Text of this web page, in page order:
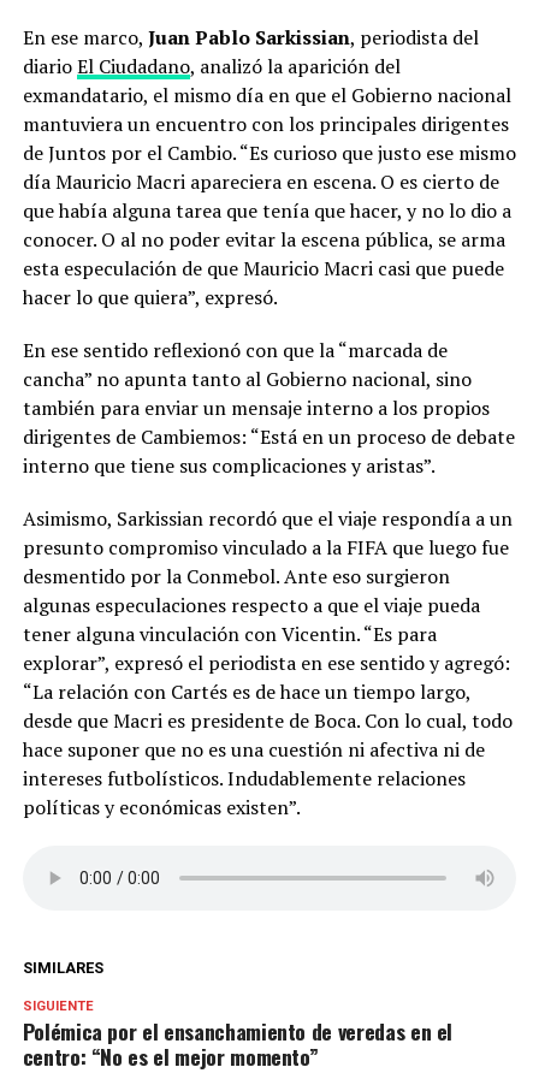
En ese marco, Juan Pablo Sarkissian, periodista del
diarioEl Ciudadano, analizó la aparición del
exmandatario, el mismo día en que el Gobierno nacional
mantuviera un encuentro con los principales dirigentes
de Juntos por el Cambio. “Es curioso que justo ese mismo
día Mauricio Macri apareciera en escena. O es cierto de
que había alguna tarea que tenía que hacer, y no lo dio a
conocer. O al no poder evitar la escena pública, se arma
esta especulación de que Mauricio Macri casi que puede
hacer lo que quiera”, expresó.
En ese sentido reflexionó con que la “marcada de
cancha” no apunta tanto al Gobierno nacional, sino
también para enviar un mensaje interno a los propios
dirigentes de Cambiemos: “Está en un proceso de debate
interno que tiene sus complicaciones y aristas”.
Asimismo, Sarkissian recordó que el viaje respondía a un
presunto compromiso vinculado a la FIFA que luego fue
desmentido por la Conmebol. Ante eso surgieron
algunas especulaciones respecto a que el viaje pueda
tener alguna vinculación con Vicentin. “Es para
explorar”, expresó el periodista en ese sentido y agregó:
“La relación con Cartés es de hace un tiempo largo,
desde que Macri es presidente de Boca. Con lo cual, todo
hace suponer que no es una cuestión ni afectiva ni de
intereses futbolísticos. Indudablemente relaciones
políticas y económicas existen”.
SIMILARES
SIGUIENTE
Polémica por el ensanchamiento de veredas en el
centro: “No es el mejor momento”